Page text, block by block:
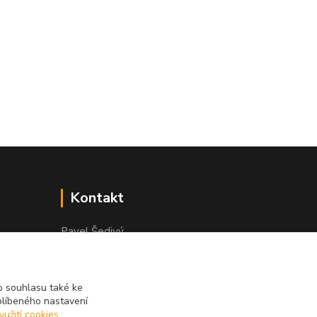
Kontakt
Pavel Šedivý
lepidla@prolep.cz
souhlasu také ke
nastavení